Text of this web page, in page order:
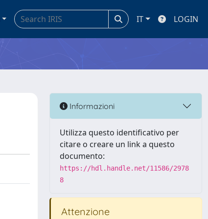
IT LOGIN
Informazioni
Utilizza questo identificativo per
citare o creare un link a questo
documento:
https://hdl.handle.net/11586/2978
8
Attenzione